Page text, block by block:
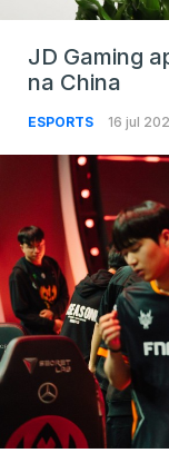
JD Gaming
na China
ESPORTS 16 jul